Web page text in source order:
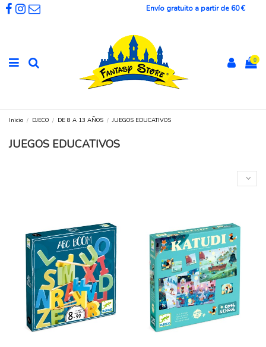
Envío gratuito a partir de 60 €
0
Inicio DJECO DE 8 A 13 AÑOS JUEGOS EDUCATIVOS
JUEGOS EDUCATIVOS